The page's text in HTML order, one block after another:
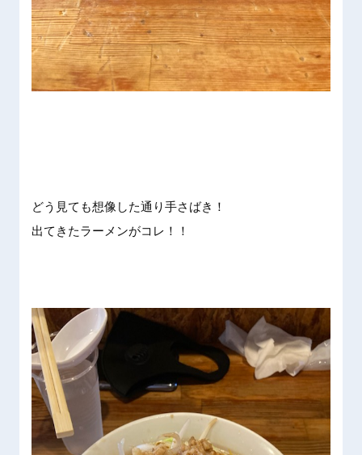
どう見て も想像した通り手さばき！
出てきたラーメンがコレ！ ！